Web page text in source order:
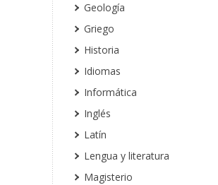
Geología
Griego
Historia
Idiomas
Informática
Inglés
Latín
Lengua y literatura
Magisterio